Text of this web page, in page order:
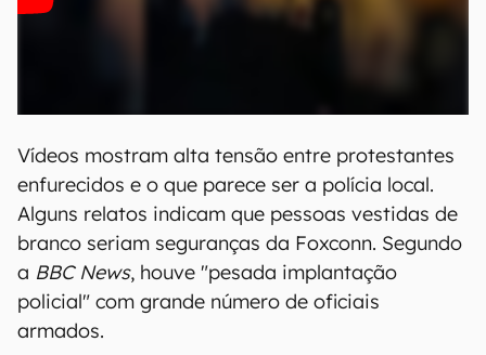
Vídeos mostram alta tensão entre protestantes
enfurecidos e o que parece ser a polícia local.
Alguns relatos indicam que pessoas vestidas de
branco seriam seguranças da Foxconn. Segundo
a BBC News, houve "pesada implantação
policial" com grande número de oficiais
armados.